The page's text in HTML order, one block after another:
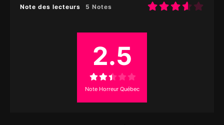
Note des lecteurs 5 Notes
2.5
Note Horreur Québec